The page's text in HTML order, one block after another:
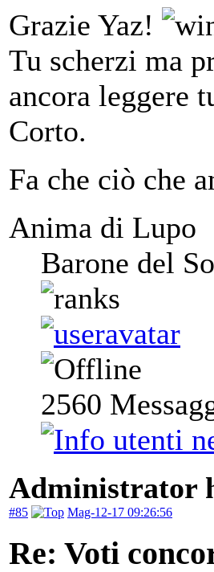
Grazie Yaz!
Tu scherzi ma
ancora leggere
Corto.
Fa che ciò che
Anima di Lupo
Barone del
2560
Administrator
#85 Mag-12-17 09:26:56
Re: Voti